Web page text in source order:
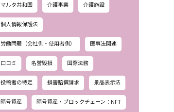
マルタ共和国 介護事業 介護施設
個人情報保護法
労働問題（会社側・使用者側） 医事法関連
口コミ 名誉毀損 国際法務
投稿者の特定 損害賠償請求 景品表示法
暗号資産 暗号資産・ブロックチェーン：NFT